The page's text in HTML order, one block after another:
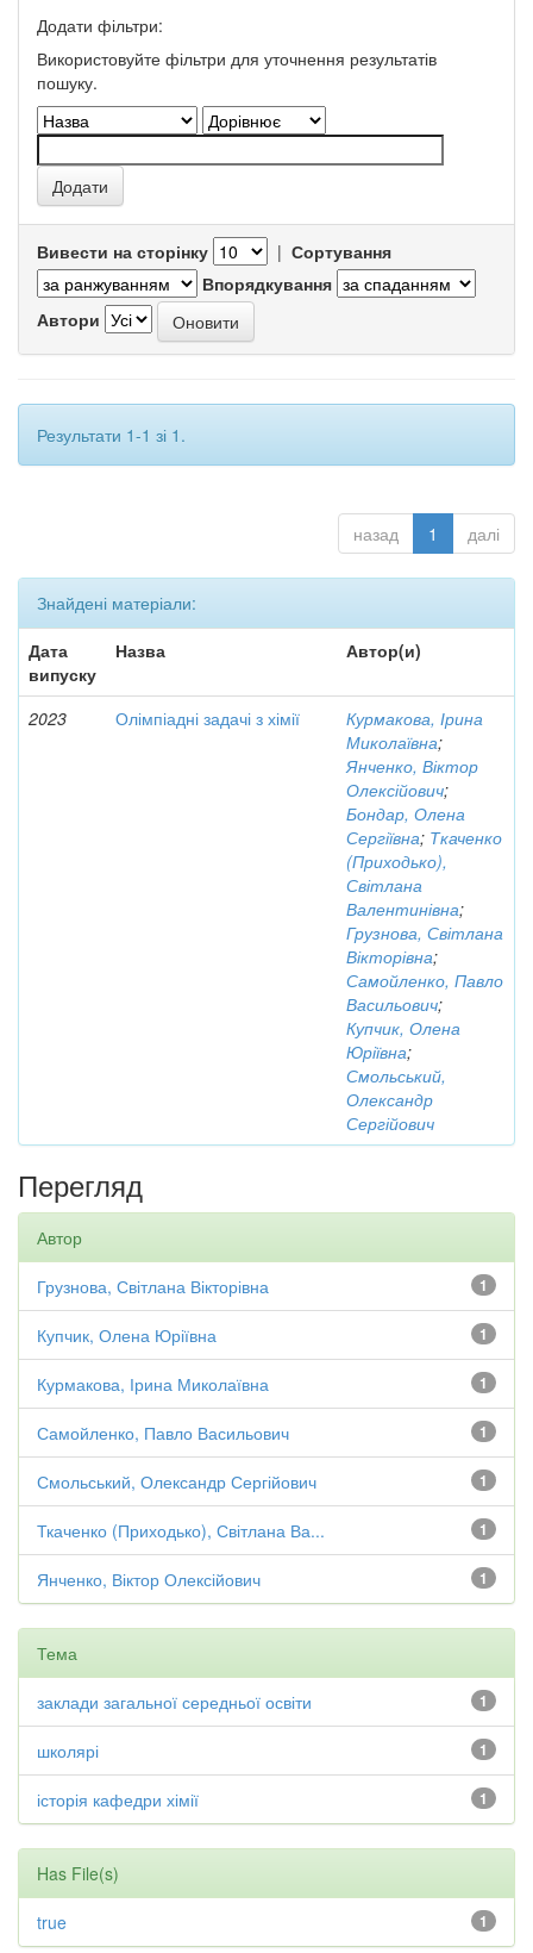
Додати фільтри:
Використовуйте фільтри для уточнення результатів
пошуку.
Вивести на сторінку | Сортування
Впорядкування
Автори
Результати 1-1 зі 1.
назад 1 далі
Знайдені матеріали:
Дата
випуску
Назва Автор(и)
2023 Олімпіадні задачі з хімії
Курмакова, Ірина
Миколаївна;
Янченко, Віктор
Олексійович;
Бондар, Олена
Сергіївна; Ткаченко
(Приходько),
Світлана
Валентинівна;
Грузнова, Світлана
Вікторівна;
Самойленко, Павло
Васильович;
Купчик, Олена
Юріївна;
Смольський,
Олександр
Сергійович
Перегляд
Автор
1
Грузнова, Світлана Вікторівна
1
Купчик, Олена Юріївна
1
Курмакова, Ірина Миколаївна
1
Самойленко, Павло Васильович
1
Смольський, Олександр Сергійович
1
Ткаченко (Приходько), Світлана Ва...
1
Янченко, Віктор Олексійович
Тема
1
заклади загальної середньої освіти
1
школярі
1
історія кафедри хімії
Has File(s)
1
true